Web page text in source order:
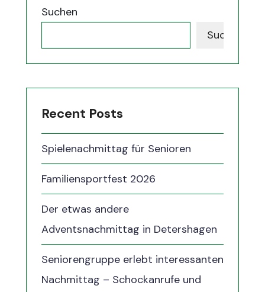
Suchen
Suchen
Recent Posts
Spielenachmittag für Senioren
Familiensportfest 2026
Der etwas andere
Adventsnachmittag in Detershagen
Seniorengruppe erlebt interessanten
Nachmittag – Schockanrufe und